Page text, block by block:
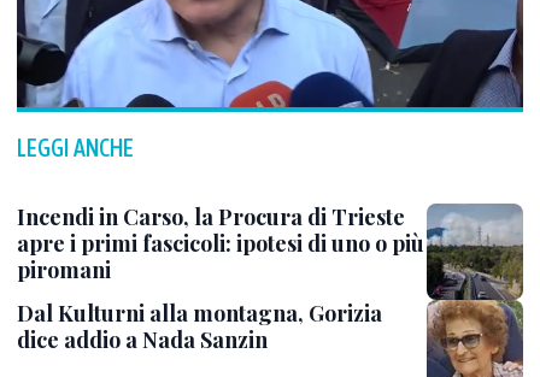
LEGGI ANCHE
Incendi in Carso, la Procura di Trieste
apre i primi fascicoli: ipotesi di uno o più
piromani
Dal Kulturni alla montagna, Gorizia
dice addio a Nada Sanzin